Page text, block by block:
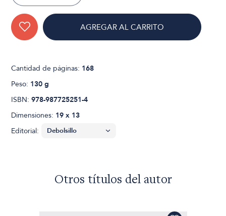
AGREGAR AL CARRITO
Cantidad de páginas: 168
Peso: 130 g
ISBN:978-987725251-4
Dimensiones: 19 x 13
Editorial:
Otros títulos del autor